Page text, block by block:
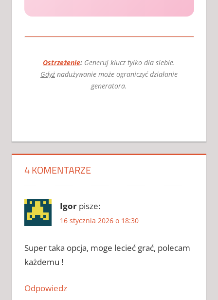
Ostrzeżenie: Generuj klucz tylko dla siebie.
Gdyż nadużywanie może ograniczyć działanie
generatora.
DO
TRANSPORT
FEVER 2
TRANSPORT
2026
TRANSPORT
FEVER 2
CRACK DO
FEVER 2
4 KOMENTARZE
Igor pisze:
16 stycznia 2026 o 18:30
Super taka opcja, moge lecieć grać, polecam
każdemu !
Odpowiedz